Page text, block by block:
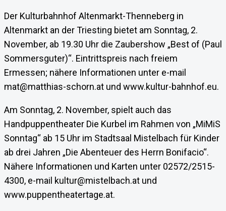
Der Kulturbahnhof Altenmarkt-Thenneberg in
Altenmarkt an der Triesting bietet am Sonntag, 2.
November, ab 19.30 Uhr die Zaubershow „Best of (Paul
Sommersguter)“. Eintrittspreis nach freiem
Ermessen; nähere Informationen unter e-mail
mat@matthias-schorn.at und www.kultur-bahnhof.eu.
Am Sonntag, 2. November, spielt auch das
Handpuppentheater Die Kurbel im Rahmen von „MiMiS
Sonntag“ ab 15 Uhr im Stadtsaal Mistelbach für Kinder
ab drei Jahren „Die Abenteuer des Herrn Bonifacio“.
Nähere Informationen und Karten unter 02572/2515-
4300, e-mail kultur@mistelbach.at und
www.puppentheatertage.at.